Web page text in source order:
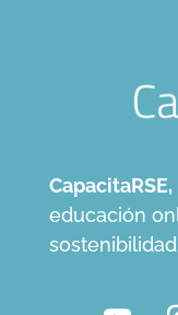
CapacitaRSE,
educación